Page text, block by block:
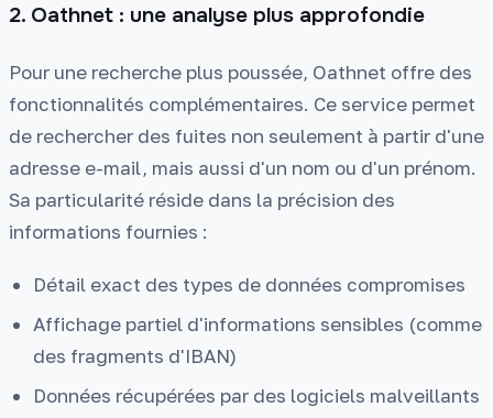
2. Oathnet : une analyse plus approfondie
Pour une recherche plus poussée, Oathnet offre des
fonctionnalités complémentaires. Ce service permet
de rechercher des fuites non seulement à partir d'une
adresse e-mail, mais aussi d'un nom ou d'un prénom.
Sa particularité réside dans la précision des
informations fournies :
Détail exact des types de données compromises
Affichage partiel d'informations sensibles (comme
des fragments d'IBAN)
Données récupérées par des logiciels malveillants